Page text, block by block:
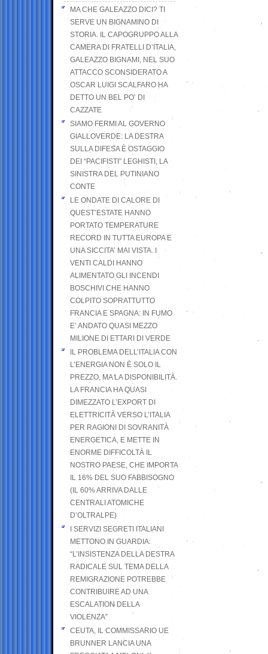
MA CHE GALEAZZO DICI? TI
SERVE UN BIGNAMINO DI
STORIA. IL CAPOGRUPPO ALLA
CAMERA DI FRATELLI D’ITALIA,
GALEAZZO BIGNAMI, NEL SUO
ATTACCO SCONSIDERATO A
OSCAR LUIGI SCALFARO HA
DETTO UN BEL PO’ DI
CAZZATE
SIAMO FERMI AL GOVERNO
GIALLOVERDE: LA DESTRA
SULLA DIFESA È OSTAGGIO
DEI “PACIFISTI” LEGHISTI, LA
SINISTRA DEL PUTINIANO
CONTE
LE ONDATE DI CALORE DI
QUEST’ESTATE HANNO
PORTATO TEMPERATURE
RECORD IN TUTTA EUROPA E
UNA SICCITA’ MAI VISTA. I
VENTI CALDI HANNO
ALIMENTATO GLI INCENDI
BOSCHIVI CHE HANNO
COLPITO SOPRATTUTTO
FRANCIA E SPAGNA: IN FUMO
E’ ANDATO QUASI MEZZO
MILIONE DI ETTARI DI VERDE
IL PROBLEMA DELL’ITALIA CON
L’ENERGIA NON È SOLO IL
PREZZO, MA LA DISPONIBILITÀ.
LA FRANCIA HA QUASI
DIMEZZATO L’EXPORT DI
ELETTRICITÀ VERSO L’ITALIA
PER RAGIONI DI SOVRANITÀ
ENERGETICA, E METTE IN
ENORME DIFFICOLTÀ IL
NOSTRO PAESE, CHE IMPORTA
IL 16% DEL SUO FABBISOGNO
(IL 60% ARRIVA DALLE
CENTRALI ATOMICHE
D’OLTRALPE)
I SERVIZI SEGRETI ITALIANI
METTONO IN GUARDIA:
“L’INSISTENZA DELLA DESTRA
RADICALE SUL TEMA DELLA
REMIGRAZIONE POTREBBE
CONTRIBUIRE AD UNA
ESCALATION DELLA
VIOLENZA”
CEUTA, IL COMMISSARIO UE
BRUNNER LANCIA UNA